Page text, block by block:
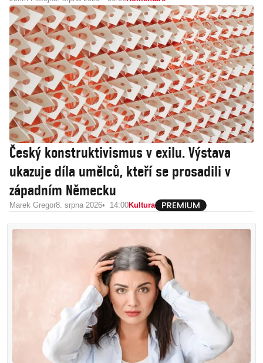
Český konstruktivismus v exilu. Výstava
ukazuje díla umělců, kteří se prosadili v
západním Německu
Marek Gregor8. srpna 2026 14:00Kultura